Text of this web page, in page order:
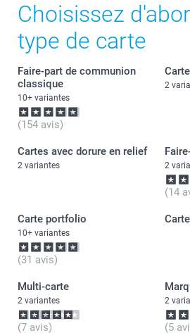
Choisissez
type de carte
Faire-part de communion
classique
10+ variantes
(154 avis)
2
Cartes avec dorure en relief
2 variantes 2
(14
Carte portfolio
10+ variantes
(31 avis)
Multi-carte
2 variantes
(7 avis)
2
(5